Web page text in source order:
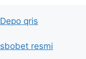
Depo qris
sbobet resmi